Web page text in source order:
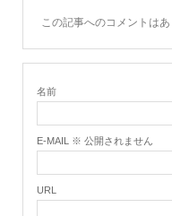
この記事へのコメントはあ
名前
E-MAIL ※ 公開されません
URL